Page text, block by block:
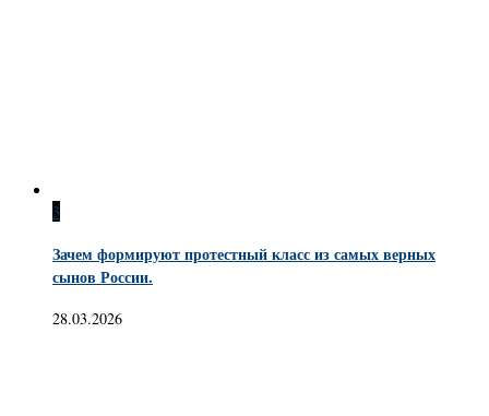
3
Зачем формируют протестный класс из самых верных
сынов России.
28.03.2026